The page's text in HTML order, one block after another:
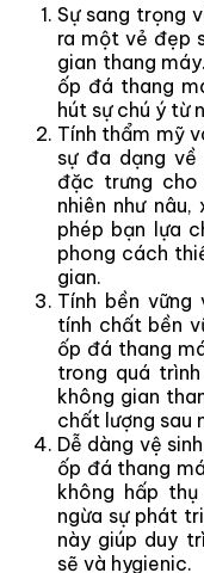
Sự sang trọng
ra một vẻ đẹp
gian thang
ốp đá thang
hút sự chú ý từ
Tính thẩm mỹ
sự đa dạng
đặc trưng
nhiên như
phép bạn lựa
phong cách
gian.
Tính bền
tính chất bền
ốp đá thang
trong quá
không gian
chất lượng sau
Dễ dàng vệ
ốp đá thang
không hấp
ngừa sự phát
này giúp duy
sẽ và hygienic.